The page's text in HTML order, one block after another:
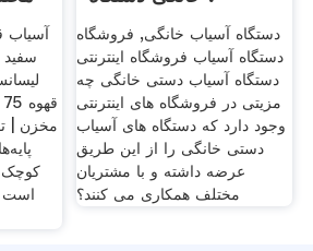
آسیاب
کوچک
است
دستگاه آسیاب خانگی, فروشگاه
دستگاه آسیاب فروشگاه اینترنتی
دستگاه آسیاب دستی خانگی چه
مزیتی در فروشگاه های اینترنتی
وجود دارد که دستگاه های آسیاب
دستی خانگی را از این طریق
عرضه داشته و با مشتریان
مختلف همکاری می کنند؟